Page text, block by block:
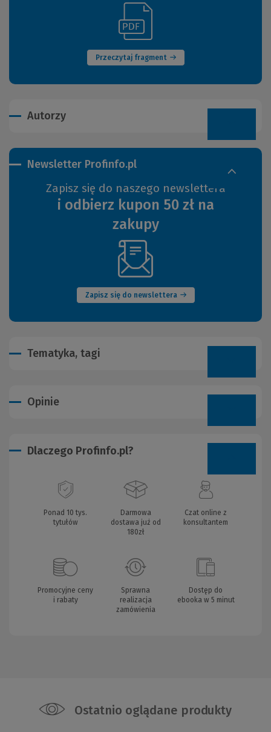
Przeczytaj fragment
(Nowe
okno)
innej
strony)
Autorzy
Newsletter Profinfo.pl
Zapisz się do naszego newslettera
i odbierz kupon 50 zł na
zakupy
Zapisz się do newslettera
(Nowe
okno)
Tematyka, tagi
Opinie
Dlaczego Profinfo.pl?
Ponad 10 tys.
tytułów
Darmowa
dostawa już od
180zł
Czat online z
konsultantem
Promocyjne ceny
i rabaty
Sprawna
realizacja
zamówienia
Dostęp do
ebooka w 5 minut
Ostatnio oglądane produkty